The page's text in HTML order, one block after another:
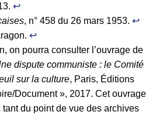
↩︎
, n° 458 du 26 mars 1953. ↩︎
↩︎
on pourra consulter l’ouvrage de
dispute communiste : le Comité
sur la culture, Paris, Éditions
Document », 2017. Cet ouvrage
tant du point de vue des archives